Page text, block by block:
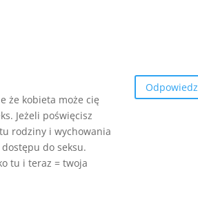
że kobieta może cię
Jeżeli poświęcisz
rodziny i wychowania
do seksu.
tu i teraz = twoja
Odpowiedz